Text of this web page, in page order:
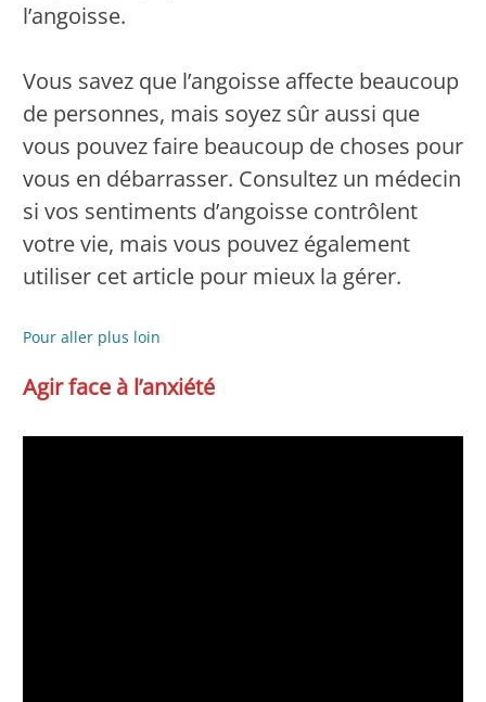
l’angoisse.
Vous savez que l’angoisse affecte beaucoup
de personnes, mais soyez sûr aussi que
vous pouvez faire beaucoup de choses pour
vous en débarrasser. Consultez un médecin
si vos sentiments d’angoisse contrôlent
votre vie, mais vous pouvez également
utiliser cet article pour mieux la gérer.
Pour aller plus loin
Agir face à l’anxiété